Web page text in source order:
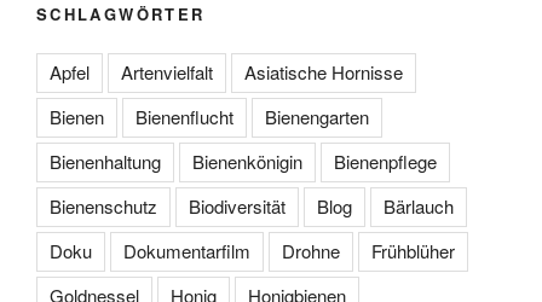
SCHLAGWÖRTER
Apfel Artenvielfalt
Asiatische Hornisse
Bienen
Bienenflucht
Bienengarten
Bienenhaltung
Bienenkönigin
Bienenpflege
Bienenschutz
Biodiversität Blog
Bärlauch
Doku
Dokumentarfilm Drohne
Frühblüher
Goldnessel
Honig
Honigbienen